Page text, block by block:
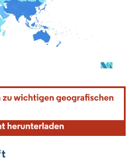
erfordert Namensnennung gemäß